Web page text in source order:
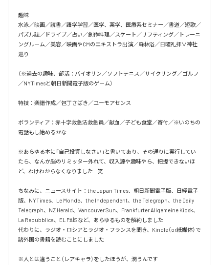
趣味
水泳／映画／読書／語学学習／医学、薬学、医療系セミナー／書道／短歌／
パズル誌／ドライブ／占い／創作料理／スケート／リフティング／トレーニ
ングルーム／美容／映画やCMのエキストラ出演／森林浴／日曜礼拝∨神社
巡り
（※過去の趣味、部活：バイオリン／ソフトテニス／サイクリング／ゴルフ
／NYTimesと朝日新聞電子版のゲーム）
特技：楽譜作成／包丁さばき／ユーモアセンス
ボランティア：赤十字救急法救急員／献血／子ども食堂／寄付／※いのちの
電話もし始めるかな
※あらゆる本に「自己投資しなさい」と書いてあり、その通りに実行してい
たら、なんか脳のリミッター外れて、収入源や趣味やら、把握できないほ
ど、わけわからなくなりました…笑
ちなみに、ニュースサイト：the Japan Times、朝日新聞電子版、日経電子
版、NYTimes、Le Monde、the Independent、the Telegraph、the Daily
Telegraph、NZ Herald、Vancouver Sun、Frankfurter Allgemeine Kiosk、
La Repubblica、EL PAÍSなど、あらゆるものを解約しました
代わりに、ラジオ・ロシアとラジオ・フランスを聞き、Kindle（or紙媒体）で
諸外国の書籍を読むことにしました
※人とは違うこと（レアキャラ）をしたほうが、潤うんです